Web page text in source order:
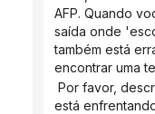
AFP. Quando
saída onde
também está
encontrar uma
está